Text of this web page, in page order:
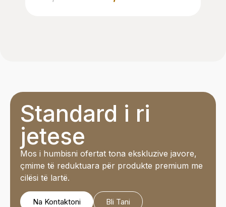
Standard i ri
jetese
Mos i humbisni ofertat tona ekskluzive javore,
çmime të reduktuara për produkte premium me
cilësi të lartë.
Na Kontaktoni Bli Tani